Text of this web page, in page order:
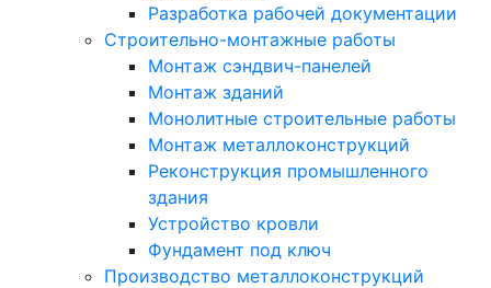
Разработка рабочей документации
Строительно-монтажные работы
Монтаж сэндвич-панелей
Монтаж зданий
Монолитные строительные работы
Монтаж металлоконструкций
Реконструкция промышленного
здания
Устройство кровли
Фундамент под ключ
Производство металлоконструкций